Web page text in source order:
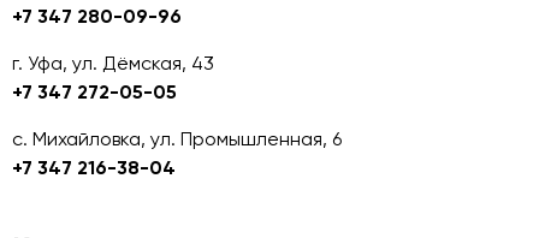
+7 347 280-09-96
г. Уфа, ул. Дёмская, 43
+7 347 272-05-05
с. Михайловка, ул. Промышленная, 6
+7 347 216-38-04